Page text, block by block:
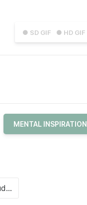
● SD GIF ● HD GIF
MENTAL INSPIRATION